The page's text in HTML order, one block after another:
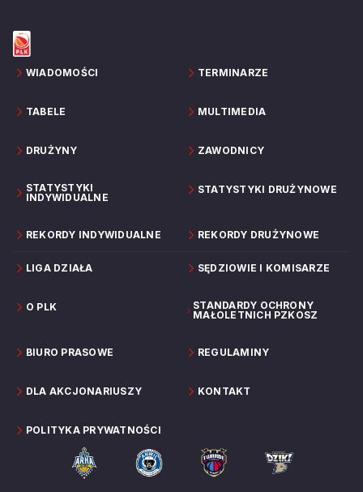
WIADOMOŚCI TERMINARZE
TABELE MULTIMEDIA
DRUŻYNY ZAWODNICY
STATYSTYKI
INDYWIDUALNE
STATYSTYKI DRUŻYNOWE
REKORDY INDYWIDUALNE REKORDY DRUŻYNOWE
LIGA DZIAŁA SĘDZIOWIE I KOMISARZE
O PLK
STANDARDY OCHRONY
MAŁOLETNICH PZKOSZ
BIURO PRASOWE REGULAMINY
DLA AKCJONARIUSZY KONTAKT
POLITYKA PRYWATNOŚCI